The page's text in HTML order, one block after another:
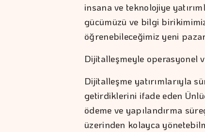
insana ve teknolojiye
gücümüzü ve bilgi
öğrenebileceğimiz yeni
Dijitalleşmeyle operasyonel
Dijitalleşme yatırımlarıyla
getirdiklerini ifade eden
ödeme ve yapılandırma
üzerinden kolayca